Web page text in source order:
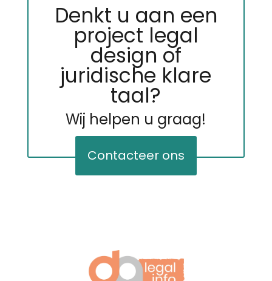
Denkt u aan een
project legal
design of
juridische klare
taal?
Wij helpen u graag!
Contacteer ons